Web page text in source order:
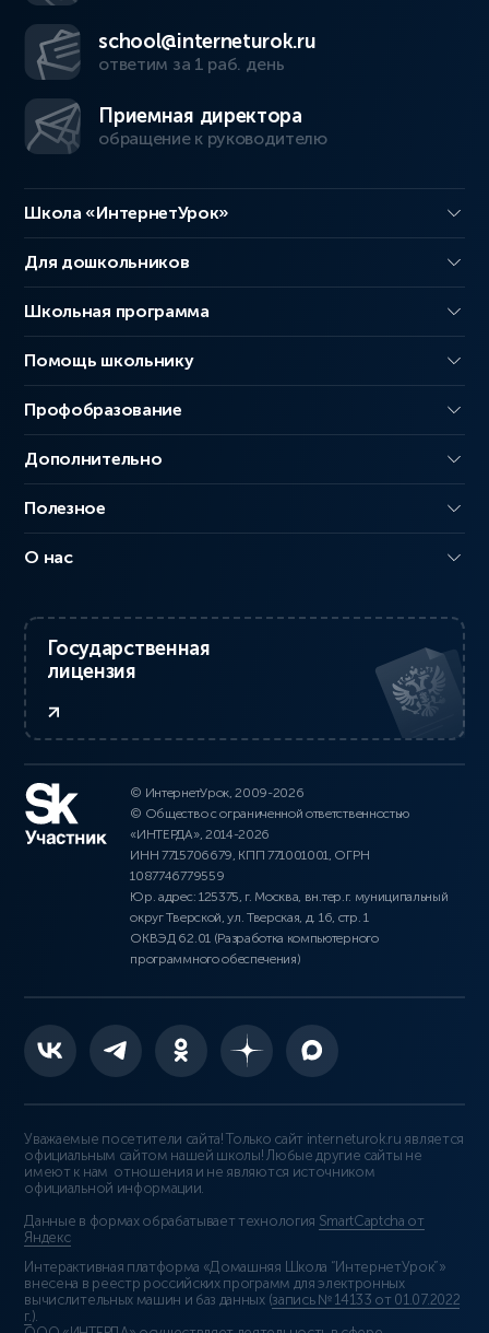
school@interneturok.ru
ответим за 1 раб. день
Приемная директора
обращение к руководителю
Школа «ИнтернетУрок»
Для дошкольников
Школьная программа
Помощь школьнику
Профобразование
Дополнительно
Полезное
О нас
Государственная
лицензия
© ИнтернетУрок, 2009-2026
© Общество с ограниченной ответственностью
«ИНТЕРДА», 2014-2026
ИНН 7715706679, КПП 771001001, ОГРН
1087746779559
Юр. адрес: 125375, г. Москва, вн.тер.г. муниципальный
округ Тверской, ул. Тверская, д. 16, стр. 1
ОКВЭД 62.01 (Разработка компьютерного
программного обеспечения)
Уважаемые посетители сайта! Только сайт interneturok.ru является
официальным сайтом нашей школы! Любые другие сайты не
имеют к нам отношения и не являются источником
официальной информации.
Данные в формах обрабатывает технология SmartCaptcha от
Яндекс
Интерактивная платформа «Домашняя Школа “ИнтернетУрок”»
внесена в реестр российских программ для электронных
вычислительных машин и баз данных (запись № 14133 от 01.07.2022
г.).